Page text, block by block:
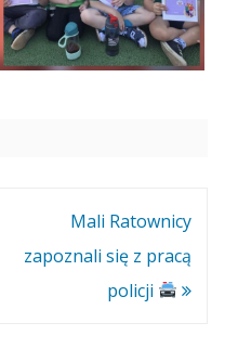
Mali Ratownicy
zapoznali się z pracą
policji